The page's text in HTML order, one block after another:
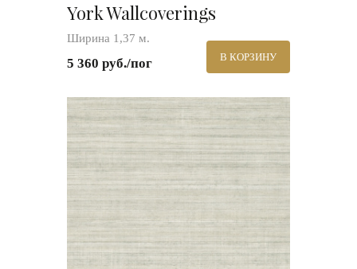
York Wallcoverings
Ширина 1,37 м.
5 360 руб./пог В КОРЗИНУ